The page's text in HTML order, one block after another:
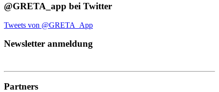
@GRETA_app bei Twitter
Tweets von @GRETA_App
Newsletter anmeldung
Partners